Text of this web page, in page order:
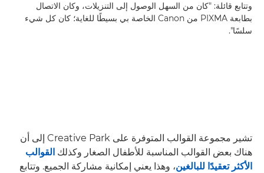
وتتابع قائلة: "كان من السهل الوصول إلى التنزيلات، وكان الاتصال
بطابعة PIXMA من Canon الخاصة بي بسيطًا للغاية؛ كان كل شيء
سلسًا".
تشير مجموعة القوالب المتوفرة على Creative Park إلى أن
هناك بعض القوالب المناسبة للأطفال الصغار وكذلك القوالب
الأكثر تعقيدًا للبالغين، وهذا يعني إمكانية مشاركة الجميع. وتتابع